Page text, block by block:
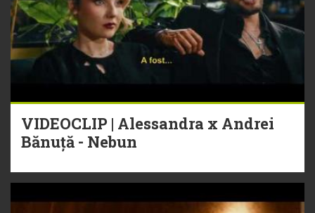
VIDEOCLIP | Alessandra x Andrei
Bănuță - Nebun